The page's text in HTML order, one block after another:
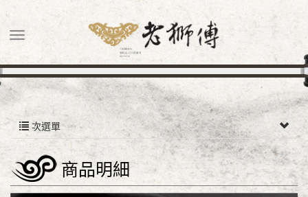
次選單
商品明細